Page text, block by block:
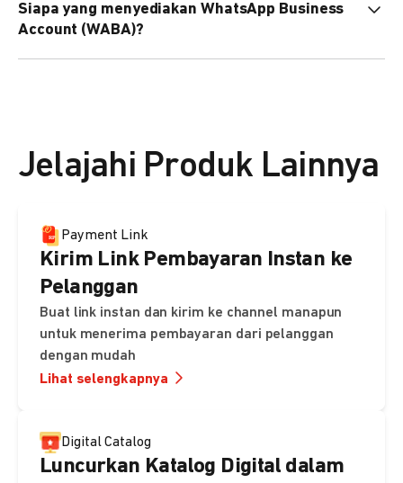
nanti tim kami bantu setup. Bisa juga pakai nomor
WhatsApp bisnis yang sudah dimiliki sendiri, atau dari
DOKU yang buatkan WhatsApp Bisnis terverifikasi juga
Siapa yang menyediakan WhatsApp Business
Account (WABA)?
Jelajahi Produk Lainnya
Payment Link
Kirim Link Pembayaran Instan ke
Pelanggan
Buat link instan dan kirim ke channel manapun
untuk menerima pembayaran dari pelanggan
dengan mudah
Lihat selengkapnya
Digital Catalog
Luncurkan Katalog Digital dalam